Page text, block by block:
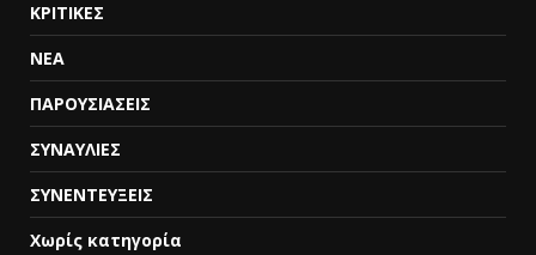
ΚΡΙΤΙΚΕΣ
ΝΕΑ
ΠΑΡΟΥΣΙΑΣΕΙΣ
ΣΥΝΑΥΛΙΕΣ
ΣΥΝΕΝΤΕΥΞΕΙΣ
Χωρίς κατηγορία